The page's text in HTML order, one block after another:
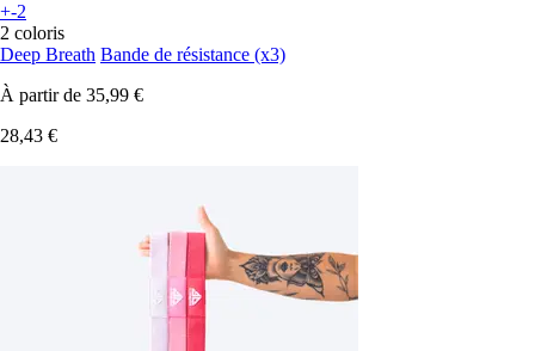
+-2
2 coloris
Deep Breath Bande de résistance (x3)
À partir de 35,99 €
28,43 €